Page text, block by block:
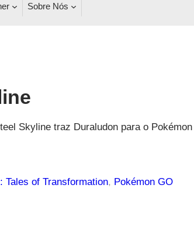
Sobre Nós
Skyline traz Duraludon para o Pokémon
Tales of Transformation, Pokémon GO